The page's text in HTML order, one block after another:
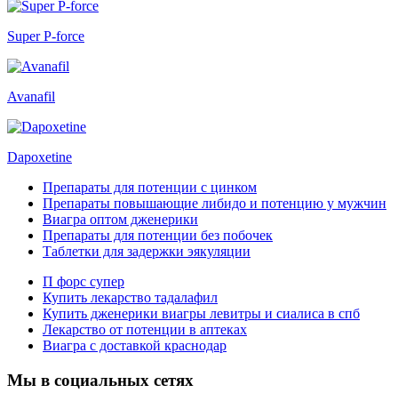
Super P-force
Avanafil
Dapoxetine
Препараты для потенции с цинком
Препараты повышающие либидо и потенцию у мужчин
Виагра оптом дженерики
Препараты для потенции без побочек
Таблетки для задержки эякуляции
П форс супер
Купить лекарство тадалафил
Купить дженерики виагры левитры и сиалиса в спб
Лекарство от потенции в аптеках
Виагра с доставкой краснодар
Мы в социальных сетях